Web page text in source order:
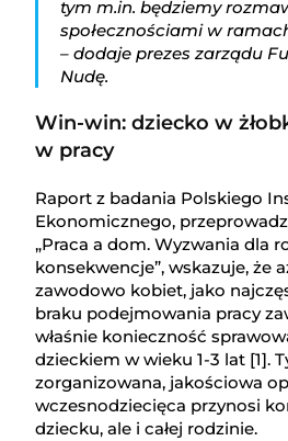
tym m.in. będziemy
społecznościami w
– dodaje prezes zarządu
Nudę.
Win-win: dziecko w
w pracy
Raport z badania Polskiego
Ekonomicznego,
„Praca a dom. Wyzwania dla
konsekwencje”, wskazuje, że
zawodowo kobiet, jako
braku podejmowania pracy
właśnie konieczność
dzieckiem w wieku 1-3 lat [1].
zorganizowana, jakościowa
wczesnodziecięca przynosi
dziecku, ale i całej rodzinie.